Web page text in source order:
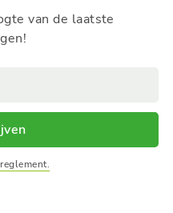
van de laatste